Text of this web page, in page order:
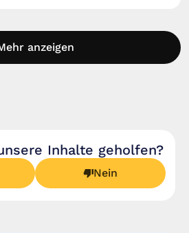
anzeigen
Inhalte geholfen?
Nein